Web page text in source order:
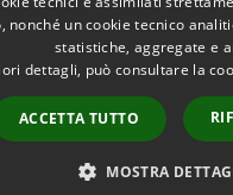
nonché un cookie tecnico
statistiche, aggregate e
dettagli, può consultare la
ACCETTA TUTTO
MOSTRA